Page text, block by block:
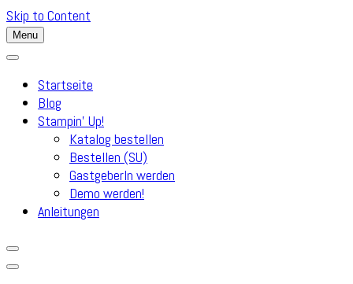
Skip to Content
Menu
Startseite
Blog
Stampin’ Up!
Katalog bestellen
Bestellen (SU)
GastgeberIn werden
Demo werden!
Anleitungen